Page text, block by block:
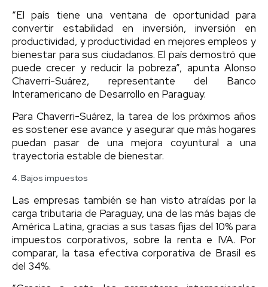
“El país tiene una ventana de oportunidad para
convertir estabilidad en inversión, inversión en
productividad, y productividad en mejores empleos y
bienestar para sus ciudadanos. El país demostró que
puede crecer y reducir la pobreza”, apunta Alonso
Chaverri-Suárez, representante del Banco
Interamericano de Desarrollo en Paraguay.
Para Chaverri-Suárez, la tarea de los próximos años
es sostener ese avance y asegurar que más hogares
puedan pasar de una mejora coyuntural a una
trayectoria estable de bienestar.
4. Bajos impuestos
Las empresas también se han visto atraídas por la
carga tributaria de Paraguay, una de las más bajas de
América Latina, gracias a sus tasas fijas del 10% para
impuestos corporativos, sobre la renta e IVA. Por
comparar, la tasa efectiva corporativa de Brasil es
del 34%.